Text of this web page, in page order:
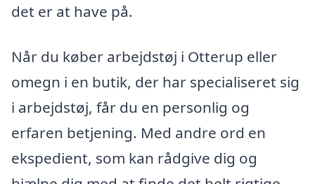
det er at have på.
Når du køber arbejdstøj i Otterup eller
omegn i en butik, der har specialiseret sig
i arbejdstøj, får du en personlig og
erfaren betjening. Med andre ord en
ekspedient, som kan rådgive dig og